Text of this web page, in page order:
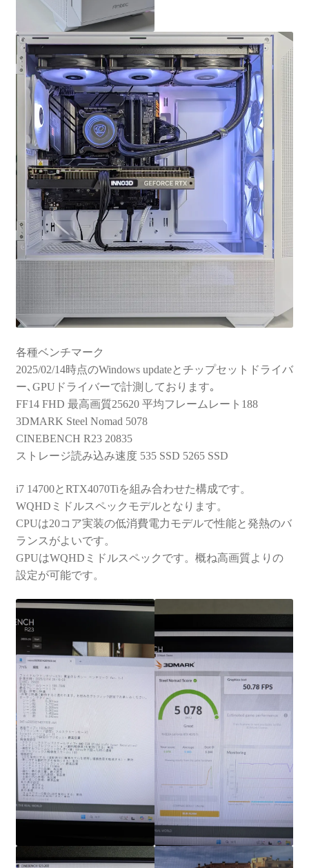
各種ベンチマーク
2025/02/14時点のWindows updateとチップセットドライバ
ー､GPUドライバーで計測しております｡
FF14 FHD 最高画質25620 平均フレームレート188
3DMARK Steel Nomad 5078
CINEBENCH R23 20835
ストレージ読み込み速度 535 SSD 5265 SSD
i7 14700とRTX4070Tiを組み合わせた構成です。
WQHDミドルスペックモデルとなります。
CPUは20コア実装の低消費電力モデルで性能と発熱のバ
ランスがよいです。
GPUはWQHDミドルスペックです。概ね高画質よりの
設定が可能です。